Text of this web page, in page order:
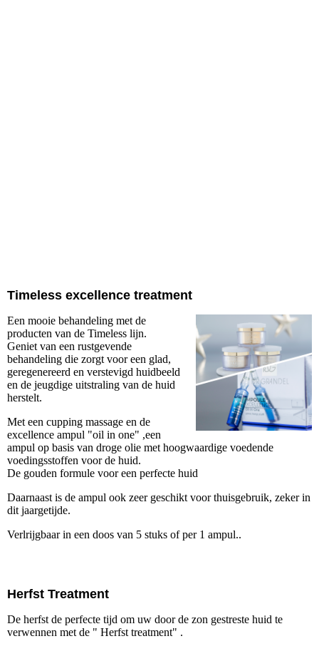
Timeless excellence treatment
Een mooie behandeling met de
producten van de Timeless lijn.
Geniet van een rustgevende
behandeling die zorgt voor een glad,
geregenereerd en verstevigd huidbeeld
en de jeugdige uitstraling van de huid
herstelt.
Met een cupping massage en de
excellence ampul "oil in one" ,een
ampul op basis van droge olie met hoogwaardige voedende
voedingsstoffen voor de huid.
De gouden formule voor een perfecte huid
Daarnaast is de ampul ook zeer geschikt voor thuisgebruik, zeker in
dit jaargetijde.
Verlrijgbaar in een doos van 5 stuks of per 1 ampul..
Herfst Treatment
De herfst de perfecte tijd om uw door de zon gestreste huid te
verwennen met de " Herfst treatment" .